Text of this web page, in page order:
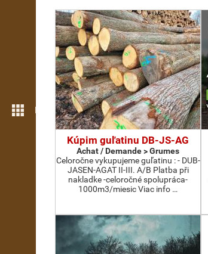
Plus de fonctions
Kúpim guľatinu DB-JS-AG
Achat / Demande > Grumes
Celoročne vykupujeme guľatinu : - DUB-
JASEN-AGAT II-III. A/B Platba při
nakladke -celoročné spolupráca-
1000m3/miesic Viac info …